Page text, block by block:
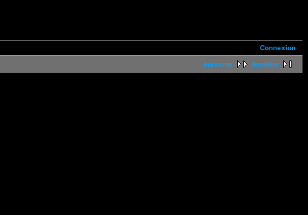
Connexion
suivante dernière